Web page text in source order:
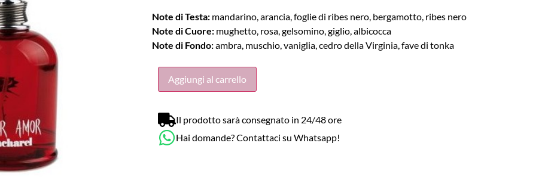
Note di Testa: mandarino, arancia, foglie di ribes nero, bergamotto, ribes nero
Note di Cuore: mughetto, rosa, gelsomino, giglio, albicocca
Note di Fondo:ambra, muschio, vaniglia, cedro della Virginia, fave di tonka
Aggiungi al carrello
Il prodotto sarà consegnato in 24/48 ore
Hai domande? Contattaci su Whatsapp!